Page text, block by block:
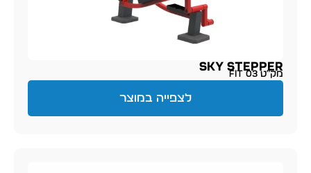
SKY STEPPER
מק״ט FIT 03
לצפייה במוצר